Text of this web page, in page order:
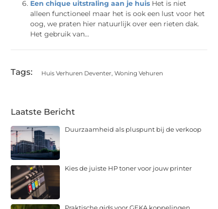
Een chique uitstraling aan je huis Het is niet
alleen functioneel maar het is ook een lust voor het
oog, we praten hier natuurlijk over een rieten dak.
Het gebruik van...
Tags: Huis Verhuren Deventer ,Woning Vehuren
Laatste Bericht
Duurzaamheid als pluspunt bij de verkoop
Kies de juiste HP toner voor jouw printer